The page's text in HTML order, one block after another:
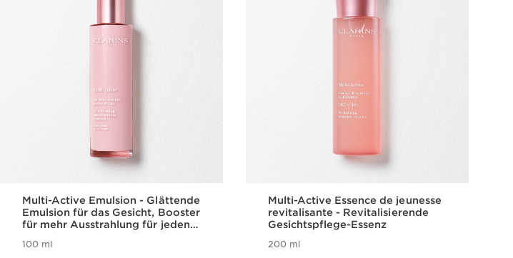
Multi-Active Emulsion - Glättende
Emulsion für das Gesicht, Booster
für mehr Ausstrahlung für jeden
100 ml
Multi-Active Essence de jeunesse
revitalisante - Revitalisierende
Gesichtspflege-Essenz
200 ml